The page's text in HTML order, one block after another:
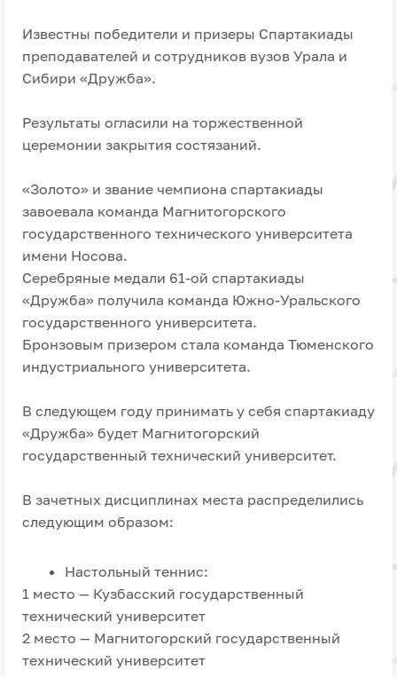
Известны победители и призеры Спартакиады
преподавателей и сотрудников вузов Урала и
Сибири «Дружба».
Результаты огласили на торжественной
церемонии закрытия состязаний.
«Золото» и звание чемпиона спартакиады
завоевала команда Магнитогорского
государственного технического университета
имени Носова.
Серебряные медали 61-ой спартакиады
«Дружба» получила команда Южно-Уральского
государственного университета.
Бронзовым призером стала команда Тюменского
индустриального университета.
В следующем году принимать у себя спартакиаду
«Дружба» будет Магнитогорский
государственный технический университет.
В зачетных дисциплинах места распределились
следующим образом:
Настольный теннис:
1 место — Кузбасский государственный
технический университет
2 место — Магнитогорский государственный
технический университет